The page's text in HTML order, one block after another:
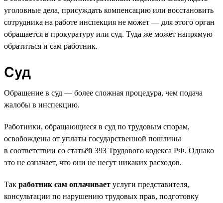
уголовные дела, присуждать компенсацию или восстановить
сотрудника на работе инспекция не может — для этого орган
обращается в прокуратуру или суд. Туда же может напрямую
обратиться и сам работник.
Суд
Обращение в суд — более сложная процедура, чем подача
жалобы в инспекцию.
Работники, обращающиеся в суд по трудовым спорам,
освобождены от уплаты государственной пошлины
в соответствии со статьёй 393 Трудового кодекса РФ. Однако
это не означает, что они не несут никаких расходов.
Так работник сам оплачивает услуги представителя,
консультации по нарушению трудовых прав, подготовку